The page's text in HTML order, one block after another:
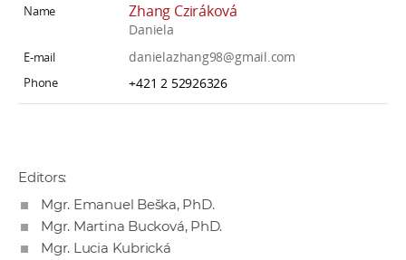
Zhang Cziráková
Daniela
danielazhang98@gmail.com
+421 2 52926326
Editors:
Mgr. Emanuel Beška, PhD.
Mgr. Martina Bucková, PhD.
Mgr. Lucia Kubrická